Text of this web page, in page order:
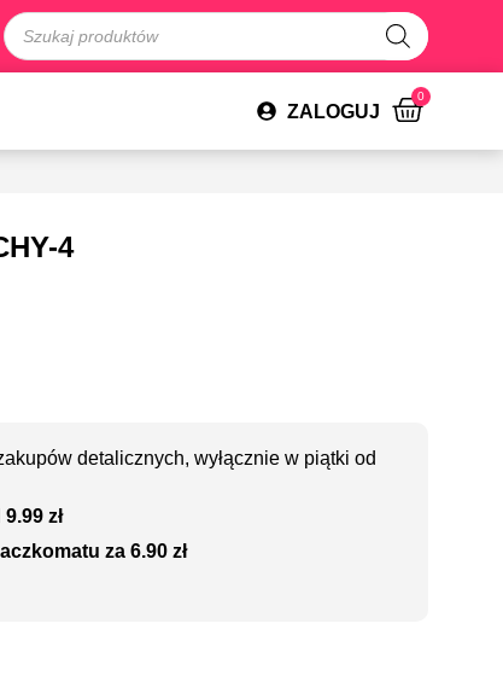
ZALOGUJ
0
4
detalicznych, wyłącznie w piątki od
zł
za 6.90 zł